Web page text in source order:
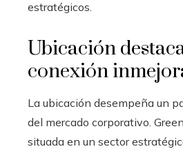
estratégicos.
Ubicación
conexión
La ubicación desempeña un
del mercado corporativo.
situada en un sector